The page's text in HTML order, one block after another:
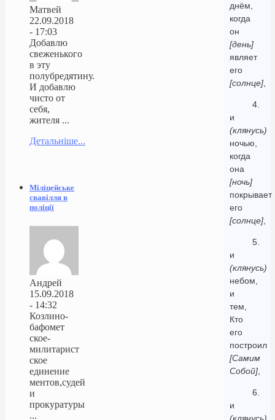
днём,
когда
он
[день]
являет
его
[солнце],
4.
и
(клянусь)
ночью,
когда
она
[ночь]
покрывает
его
[солнце],
5.
и
(клянусь)
небом,
и
тем,
Кто
его
построил
[Самим
Собой],
6.
и
Матвей
22.09.2018
- 17:03
Добавлю
свеженького
в эту
полубредятину.
И добавлю
чисто от
себя,
жителя ...
Детальніше...
Міліцейське
свавілля в
поліції
Андрей
15.09.2018
- 14:32
Козлино-
бафомет
ское-
милитарист
ское
единение
ментов,судей
и
прокуратуры
...